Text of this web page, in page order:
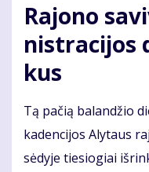
Ra­jo­no
nist­ra­ci­jos
kus
Tą pa­čią ba­lan­džio
ka­den­ci­jos Aly­taus
sė­dy­je tie­sio­giai